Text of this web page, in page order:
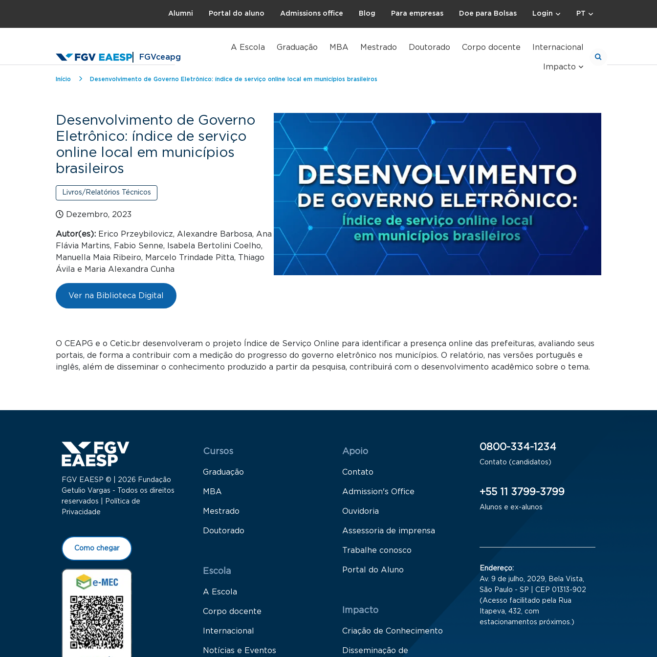
Alumni Portal do aluno Admissions office Blog Para empresas Doe para Bolsas Login PT
FGVceapg
A Escola Graduação MBA Mestrado Doutorado Corpo docente Internacional
Impacto
Trilha de navegação
Início Desenvolvimento de Governo Eletrônico: índice de serviço online local em municípios brasileiros
Desenvolvimento de Governo
Eletrônico: índice de serviço
online local em municípios
brasileiros
Livros/Relatórios Técnicos
Dezembro, 2023
Autor(es): Erico Przeybilovicz, Alexandre Barbosa, Ana
Flávia Martins, Fabio Senne, Isabela Bertolini Coelho,
Manuella Maia Ribeiro, Marcelo Trindade Pitta, Thiago
Ávila e Maria Alexandra Cunha
Ver na Biblioteca Digital
O CEAPG e o Cetic.br desenvolveram o projeto Índice de Serviço Online para identificar a presença online das prefeituras, avaliando seus
portais, de forma a contribuir com a medição do progresso do governo eletrônico nos municípios. O relatório, nas versões português e
inglês, além de disseminar o conhecimento produzido a partir da pesquisa, contribuirá com o desenvolvimento acadêmico sobre o tema.
FGV EAESP © | 2026 Fundação
Getulio Vargas - Todos os direitos
reservados |
Política de
Privacidade
Como chegar
Menu Rodapé 1
Cursos
Graduação
MBA
Mestrado
Doutorado
Escola
A Escola
Corpo docente
Internacional
Notícias e Eventos
Rodapé 2
Apoio
Contato
Admission's Office
Ouvidoria
Assessoria de imprensa
Trabalhe conosco
Portal do Aluno
Impacto
Criação de Conhecimento
Disseminação de
0800-334-1234
Contato (candidatos)
+55 11 3799-3799
Alunos e ex-alunos
Endereço:
Av. 9 de julho, 2029, Bela Vista,
São Paulo - SP | CEP 01313-902
(Acesso facilitado pela Rua
Itapeva, 432, com
estacionamentos próximos.)